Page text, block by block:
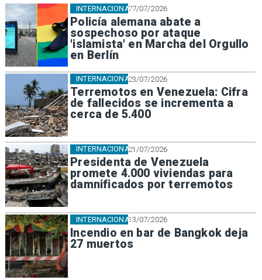
27/07/2026
Policía alemana abate a
sospechoso por ataque
'islamista' en Marcha del Orgullo
en Berlín
INTERNACIONAL
23/07/2026
Terremotos en Venezuela: Cifra
de fallecidos se incrementa a
cerca de 5.400
INTERNACIONAL
21/07/2026
Presidenta de Venezuela
promete 4.000 viviendas para
damnificados por terremotos
INTERNACIONAL
13/07/2026
Incendio en bar de Bangkok deja
27 muertos
INTERNACIONAL